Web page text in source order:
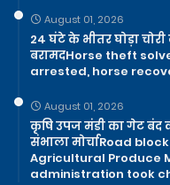
August 01, 2026
24 घंटे के भीतर घोड़ा
बरामदHorse theft
arrested, horse
August 01, 2026
कृषि उपज मंडी का गेट बंद
संभाला मोर्चाRoad
Agricultural Produce
administration took